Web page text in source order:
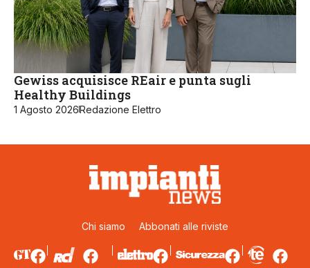
Gewiss acquisisce REair e punta sugli
Healthy Buildings
1 Agosto 2026Redazione Elettro
Chi siamo Abbonati alle riviste